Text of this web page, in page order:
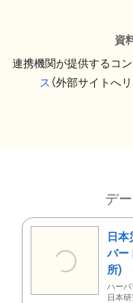
資
連携機関が提供するコン
ス （外部サイトへ
デ
日本
バー
所)
ハーバ
日本